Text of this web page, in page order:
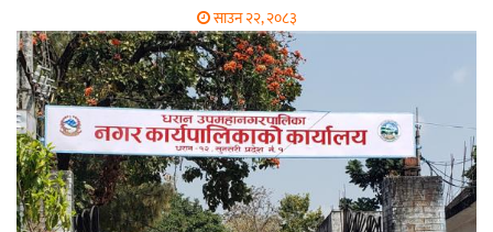
साउन २२, २०८३